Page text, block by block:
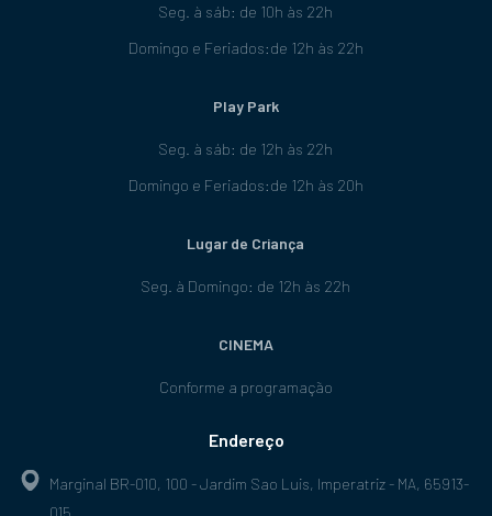
Seg. à sáb: de 10h às 22h
Domingo e Feriados:de 12h às 22h
Play Park
Seg. à sáb: de 12h às 22h
Domingo e Feriados:de 12h às 20h
Lugar de Criança
Seg. à Domingo: de 12h às 22h
CINEMA
Conforme a programação
Endereço
Marginal BR-010, 100 - Jardim Sao Luis, Imperatriz - MA, 65913-
015